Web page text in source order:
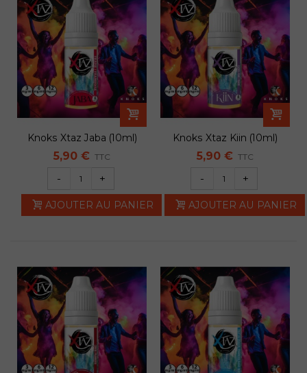
Knoks Xtaz Jaba (10ml)
5,90 € TTC
- +
AJOUTER AU PANIER
Knoks Xtaz Kiin (10ml)
5,90 € TTC
- +
AJOUTER AU PANIER